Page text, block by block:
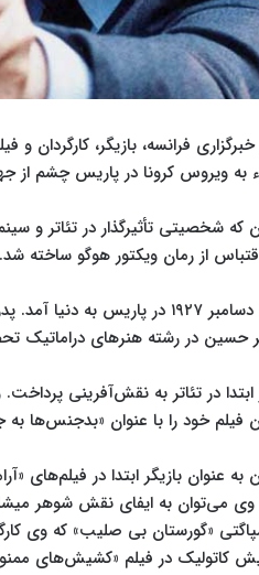
به ویروس کرونا در پاریس چشم
از رمان ویکتور هوگو ساخته شد.
وی سی‌ام دسامبر ١٩٢٧ در
حسین در رشته هنرهای دراماتیک
به عنوان بازیگر ابتدا در
می‌توان به ایفای نقش شوهر میشل
«گورستان بی صلیب» که وی
در فیلم «کشیش‌های